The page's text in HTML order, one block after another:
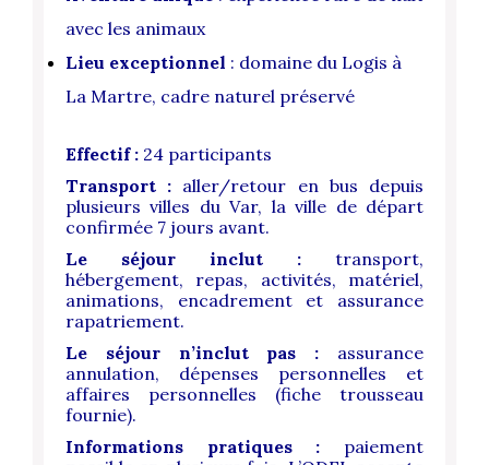
avec les animaux
Lieu exceptionnel : domaine du Logis à
La Martre, cadre naturel préservé
Effectif : 24 participants
Transport : aller/retour en bus depuis
plusieurs villes du Var, la ville de départ
confirmée 7 jours avant.
Le séjour inclut : transport,
hébergement, repas, activités, matériel,
animations, encadrement et assurance
rapatriement.
Le séjour n’inclut pas : assurance
annulation, dépenses personnelles et
affaires personnelles (fiche trousseau
fournie).
Informations pratiques : paiement